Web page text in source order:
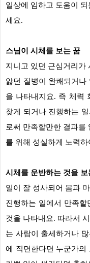
일상에 임하고 도움이
세요.
스님이 시체를 보는 꿈
지니고 있던 근심거리가
앓던 질병이 완쾌되거나
을 나타내지요. 즉 체력
찾게 되거나 진행하는
로써 만족할만한 결과를
를 위해 성실하게 노력
시체를 운반하는 것을 보
일이 잘 성사되어 몸과
진행하는 일에서 만족
것을 나타내요. 따라서
는 사람이 출세하거나
에 직면한다면 누군가의